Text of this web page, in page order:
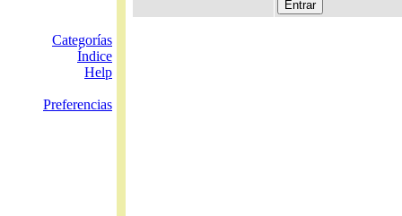
Categorías
Índice
Help
Preferencias